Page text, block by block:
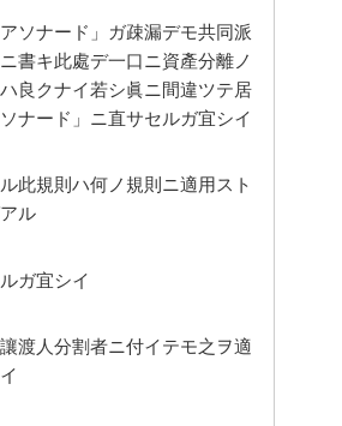
ソナード」ガ疎漏デモ共同派
書キ此處デ一口ニ資產分離ノ
良クナイ若シ眞ニ間違ツテ居
ナード」ニ直サセルガ宜シイ
此規則ハ何ノ規則ニ適用スト
ル
ガ宜シイ
渡人分割者ニ付イテモ之ヲ適